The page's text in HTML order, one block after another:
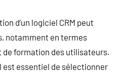
d’un logiciel CRM peut
notamment en termes
de formation des utilisateurs.
est essentiel de sélectionner